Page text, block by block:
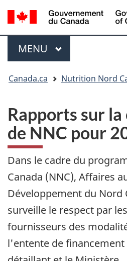
au
à
«
à
la
Menu
MENU PRINCIPAL
êtes
Canada.ca Nutrition Nord
Rapports sur
de NNC pour
Dans le cadre du
Canada (NNC), Affaires
Développement du Nord
surveille le respect par
fournisseurs des
l'entente de